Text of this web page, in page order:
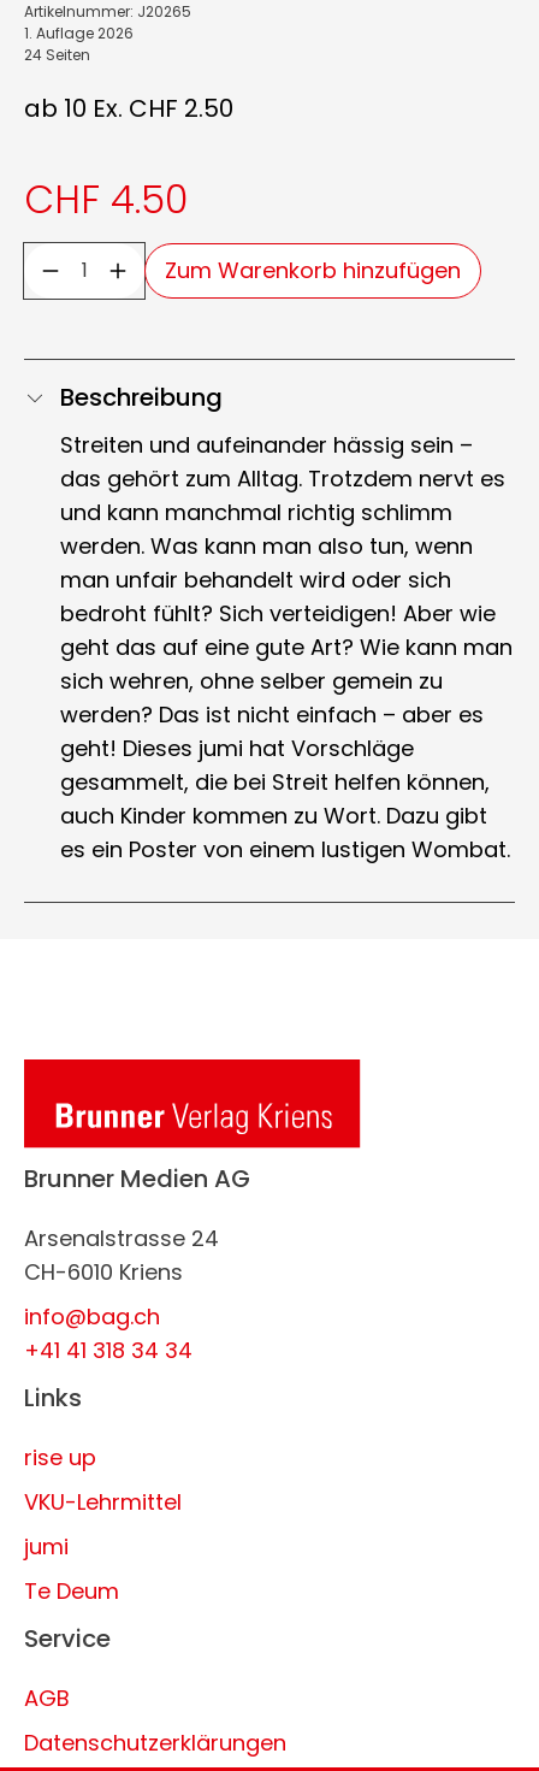
Artikelnummer: J20265
1. Auflage 2026
24 Seiten
ab 10 Ex. CHF 2.50
CHF 4.50
Zum Warenkorb hinzufügen
Beschreibung
Streiten und aufeinander hässig sein –
das gehört zum Alltag. Trotzdem nervt es
und kann manchmal richtig schlimm
werden. Was kann man also tun, wenn
man unfair behandelt wird oder sich
bedroht fühlt? Sich verteidigen! Aber wie
geht das auf eine gute Art? Wie kann man
sich wehren, ohne selber gemein zu
werden? Das ist nicht einfach – aber es
geht! Dieses jumi hat Vorschläge
gesammelt, die bei Streit helfen können,
auch Kinder kommen zu Wort. Dazu gibt
es ein Poster von einem lustigen Wombat.
Brunner Medien AG
Arsenalstrasse 24
CH-6010 Kriens
info@bag.ch
+41 41 318 34 34
Links
rise up
VKU-Lehrmittel
jumi
Te Deum
Service
AGB
Datenschutzerklärungen